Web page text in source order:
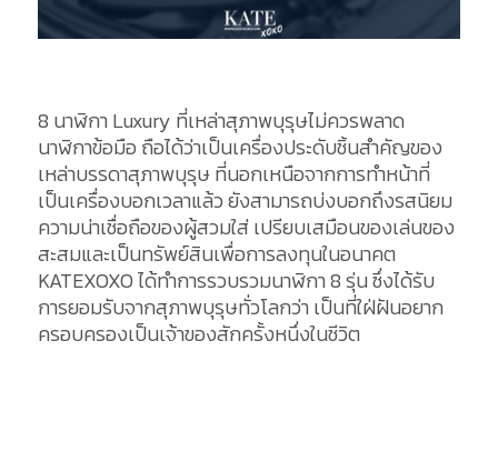
8 นาฬิกา Luxury ที่เหล่าสุภาพบุรุษไม่ควรพลาด
นาฬิกาข้อมือ ถือได้ว่าเป็นเครื่องประดับชิ้นสำคัญของ
เหล่าบรรดาสุภาพบุรุษ ที่นอกเหนือจากการทำหน้าที่
เป็นเครื่องบอกเวลาแล้ว ยังสามารถบ่งบอกถึงรสนิยม
ความน่าเชื่อถือของผู้สวมใส่ เปรียบเสมือนของเล่นของ
สะสมและเป็นทรัพย์สินเพื่อการลงทุนในอนาคต
KATEXOXO ได้ทำการรวบรวมนาฬิกา 8 รุ่น ซึ่งได้รับ
การยอมรับจากสุภาพบุรุษทั่วโลกว่า เป็นที่ใฝ่ฝันอยาก
ครอบครองเป็นเจ้าของสักครั้งหนึ่งในชีวิต